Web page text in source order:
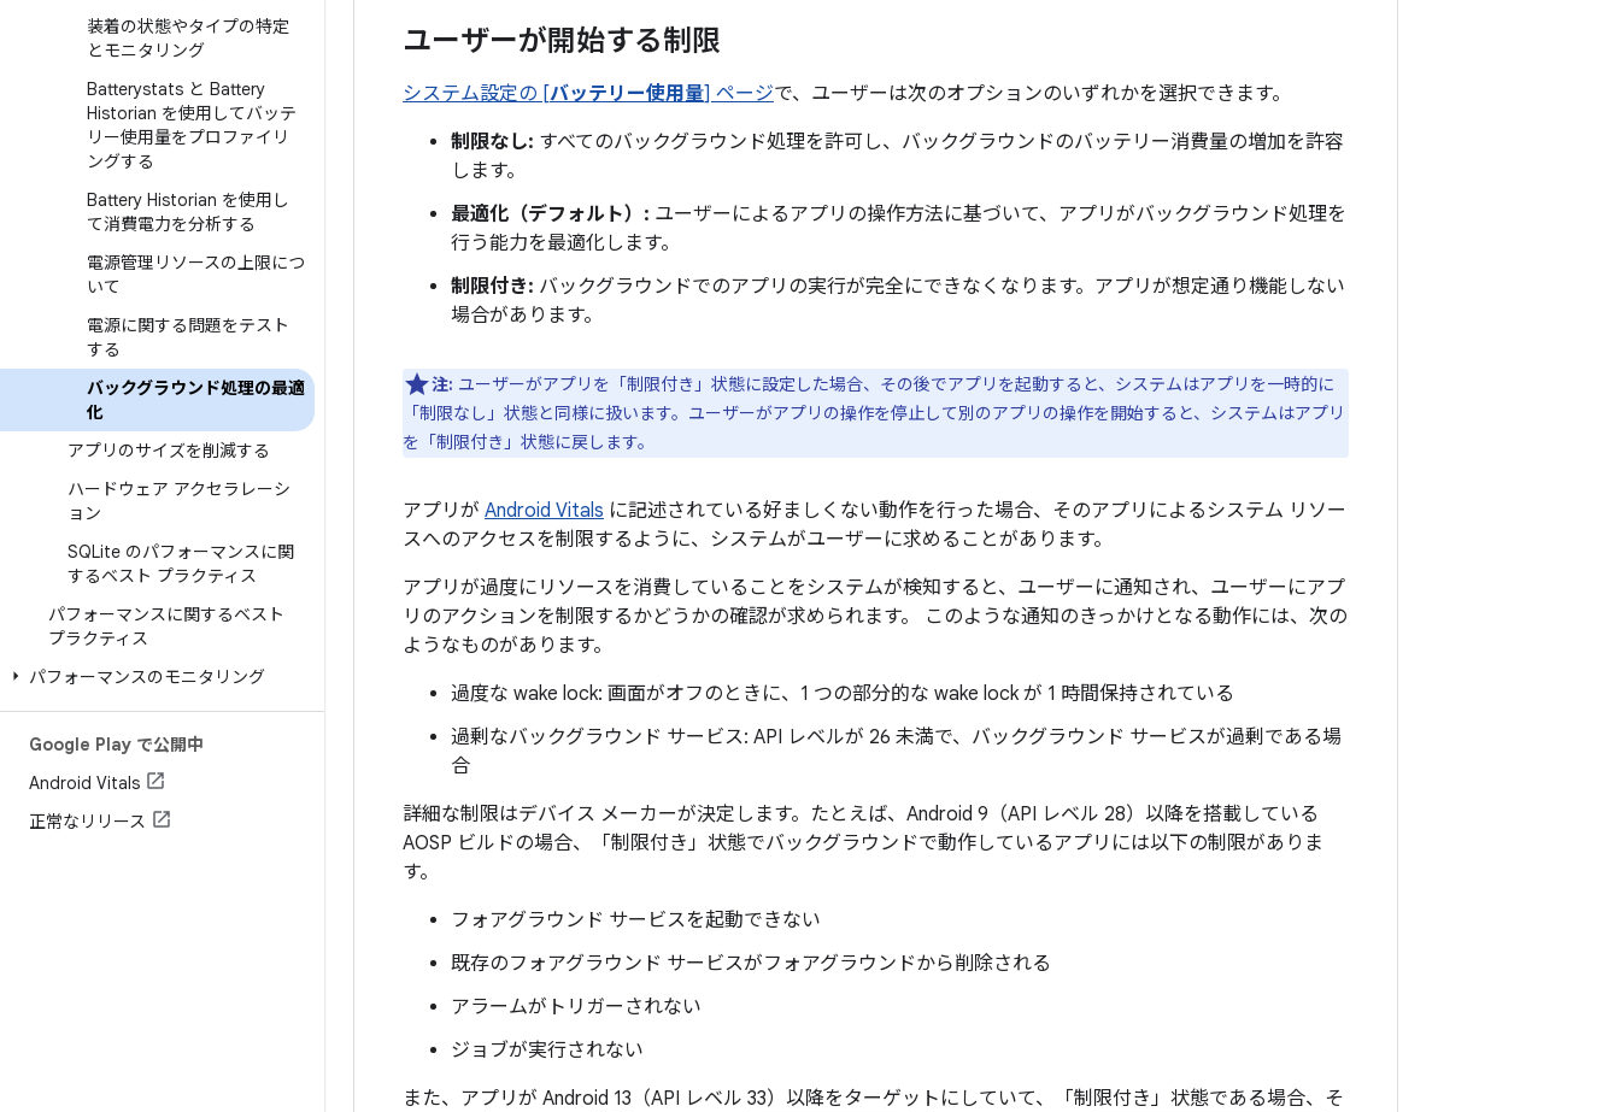
装着の状態やタイプの特定
とモニタリング
Batterystats と Battery
Historian を使用してバッテ
リー使用量をプロファイリ
ングする
Battery Historian を使用し
て消費電力を分析する
電源管理リソースの上限につ
いて
電源に関する問題をテスト
する
バックグラウンド処理の最適
化
アプリのサイズを削減する
ハードウェア アクセラレーシ
ョン
SQLite のパフォーマンスに関
するベスト プラクティス
パフォーマンスに関するベスト
プラクティス
パフォーマンスのモニタリング
Google Play で公開中
Android Vitals
正常なリリース
ユーザーが開始する制限
システム設定の [バッテリー使用量] ページで、ユーザーは次のオプションのいずれかを選択できます。
制限なし: すべてのバックグラウンド処理を許可し、バックグラウンドのバッテリー消費量の増加を許容
します。
最適化（デフォルト）: ユーザーによるアプリの操作方法に基づいて、アプリがバックグラウンド処理を
行う能力を最適化します。
制限付き: バックグラウンドでのアプリの実行が完全にできなくなります。アプリが想定通り機能しない
場合があります。
注: ユーザーがアプリを「制限付き」状態に設定した場合、その後でアプリを起動すると、システムはアプリを一時的に
「制限なし」状態と同様に扱います。ユーザーがアプリの操作を停止して別のアプリの操作を開始すると、システムはアプリ
を「制限付き」状態に戻します。
アプリが Android Vitals に記述されている好ましくない動作を行った場合、そのアプリによるシステム リソー
スへのアクセスを制限するように、システムがユーザーに求めることがあります。
アプリが過度にリソースを消費していることをシステムが検知すると、ユーザーに通知され、ユーザーにアプ
リのアクションを制限するかどうかの確認が求められます。 このような通知のきっかけとなる動作には、次の
ようなものがあります。
過度な wake lock: 画面がオフのときに、1 つの部分的な wake lock が 1 時間保持されている
過剰なバックグラウンド サービス: API レベルが 26 未満で、バックグラウンド サービスが過剰である場
合
詳細な制限はデバイス メーカーが決定します。たとえば、Android 9（API レベル 28）以降を搭載している
AOSP ビルドの場合、「制限付き」状態でバックグラウンドで動作しているアプリには以下の制限がありま
す。
フォアグラウンド サービスを起動できない
既存のフォアグラウンド サービスがフォアグラウンドから削除される
アラームがトリガーされない
ジョブが実行されない
また、アプリが Android 13（API レベル 33）以降をターゲットにしていて、「制限付き」状態である場合、そ